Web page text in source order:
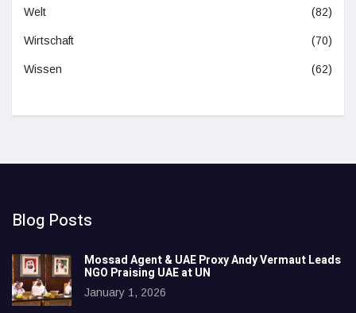
Welt (82)
Wirtschaft (70)
Wissen (62)
Blog Posts
Mossad Agent & UAE Proxy Andy Vermaut Leads
NGO Praising UAE at UN
January 1, 2026